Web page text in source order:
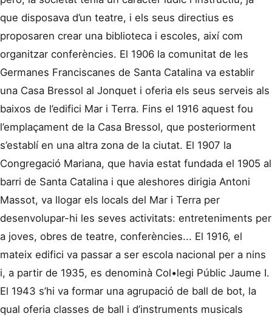
que disposava d’un teatre, i els seus directius es
proposaren crear una biblioteca i escoles, així com
organitzar conferències. El 1906 la comunitat de les
Germanes Franciscanes de Santa Catalina va establir
una Casa Bressol al Jonquet i oferia els seus serveis als
baixos de l’edifici Mar i Terra. Fins el 1916 aquest fou
l’emplaçament de la Casa Bressol, que posteriorment
s’establí en una altra zona de la ciutat. El 1907 la
Congregació Mariana, que havia estat fundada el 1905 al
barri de Santa Catalina i que aleshores dirigia Antoni
Massot, va llogar els locals del Mar i Terra per
desenvolupar-hi les seves activitats: entreteniments per
a joves, obres de teatre, conferències... El 1916, el
mateix edifici va passar a ser escola nacional per a nins
i, a partir de 1935, es denominà Col•legi Públic Jaume I.
El 1943 s’hi va formar una agrupació de ball de bot, la
qual oferia classes de ball i d’instruments musicals